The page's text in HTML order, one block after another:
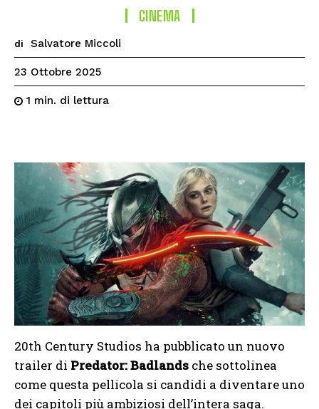
CINEMA
di Salvatore Miccoli
23 Ottobre 2025
1 min. di lettura
20th Century Studios ha pubblicato un nuovo
trailer di Predator: Badlands che sottolinea
come questa pellicola si candidi a diventare uno
dei capitoli più ambiziosi dell’intera saga.